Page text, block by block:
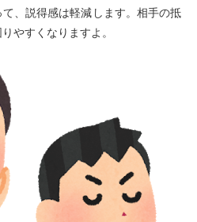
、説得感は軽減します。相手の抵
やすくなりますよ。